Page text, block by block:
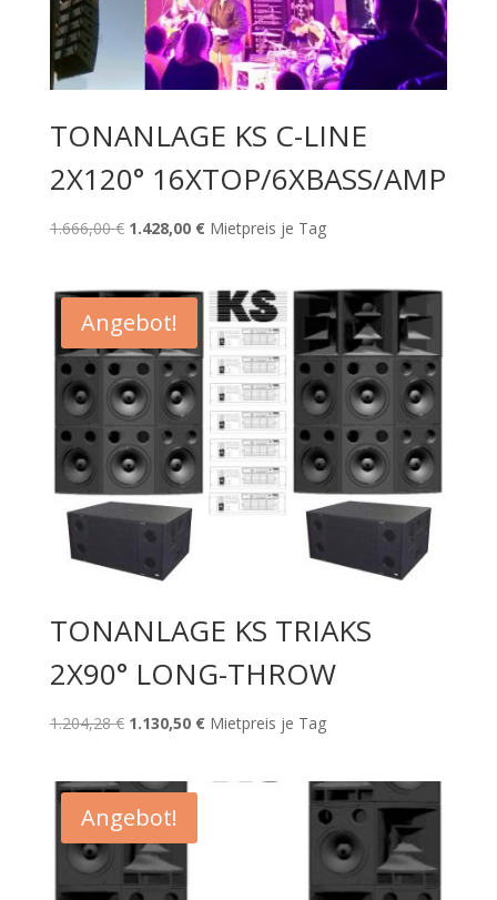
TONANLAGE KS C-LINE
2X120° 16XTOP/6XBASS/AMP
1.666,00€ Ursprünglicher
1.666,00 €
1.428,00 €Aktueller
1.428,00 €.
Mietpreis je Tag
Angebot!
TONANLAGE KS TRIAKS
2X90° LONG-THROW
1.204,28€ Ursprünglicher
1.204,28 €
1.130,50 €Aktueller
Mietpreis je Tag
Angebot!